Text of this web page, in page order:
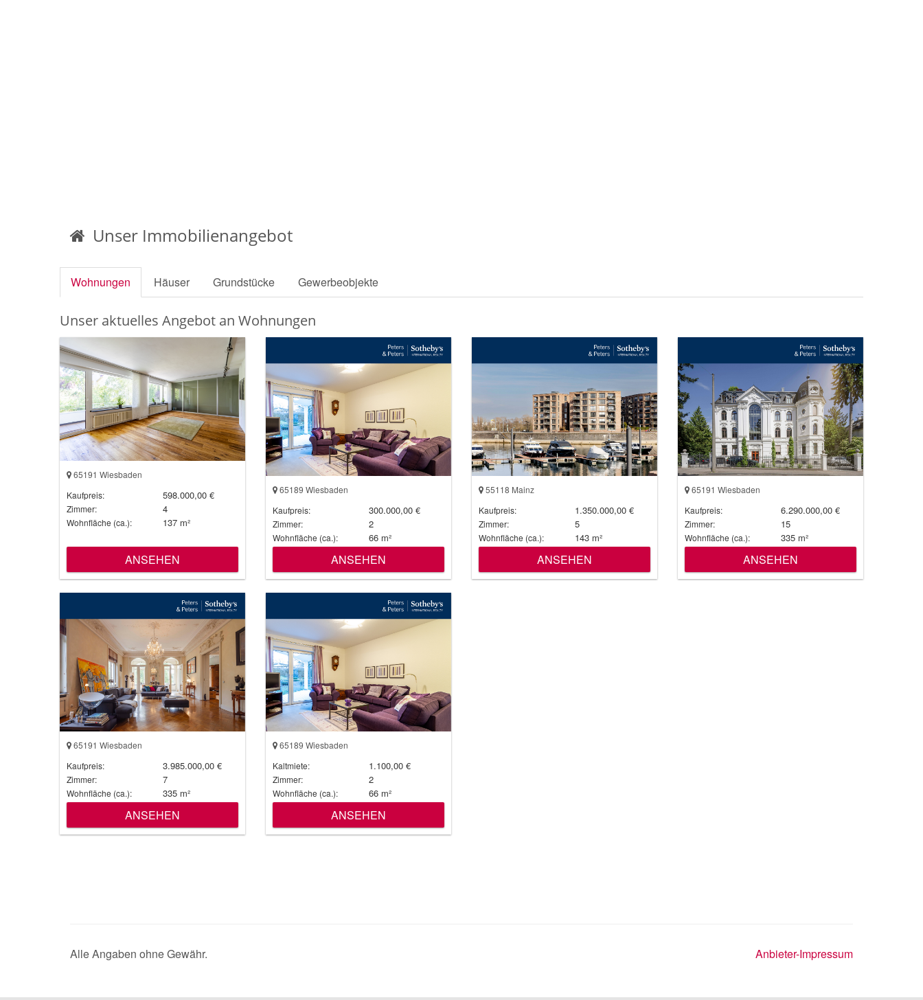
Unser Immobilienangebot
Wohnungen Häuser Grundstücke Gewerbeobjekte
Unser aktuelles Angebot an Wohnungen
65191 Wiesbaden
Kaufpreis:
598.000,00 €
Zimmer: 4
Wohnfläche (ca.): 137 m²
ANSEHEN
65189 Wiesbaden
Kaufpreis:
300.000,00 €
Zimmer: 2
Wohnfläche (ca.): 66 m²
ANSEHEN
55118 Mainz
Kaufpreis:
1.350.000,00 €
Zimmer: 5
Wohnfläche (ca.): 143 m²
ANSEHEN
65191 Wiesbaden
Kaufpreis:
6.290.000,00 €
Zimmer: 15
Wohnfläche (ca.): 335 m²
ANSEHEN
65191 Wiesbaden
Kaufpreis:
3.985.000,00 €
Zimmer: 7
Wohnfläche (ca.): 335 m²
ANSEHEN
65189 Wiesbaden
Kaltmiete:
1.100,00 €
Zimmer: 2
Wohnfläche (ca.): 66 m²
ANSEHEN
Alle Angaben ohne Gewähr. Anbieter-Impressum